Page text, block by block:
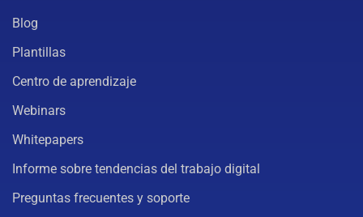
Blog
Plantillas
Centro de aprendizaje
Webinars
Whitepapers
Informe sobre tendencias del trabajo digital
Preguntas frecuentes y soporte